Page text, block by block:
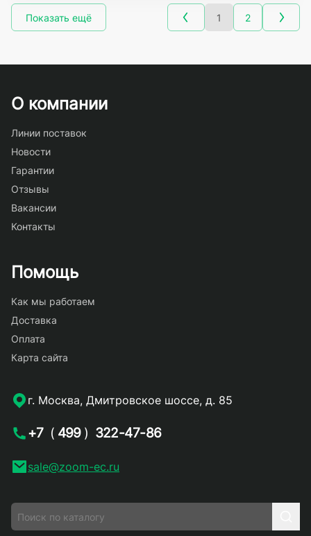
Показать ещё 1 2
О компании
Линии поставок
Новости
Гарантии
Отзывы
Вакансии
Контакты
Помощь
Как мы работаем
Доставка
Оплата
Карта сайта
г. Москва, Дмитровское шоссе, д. 85
+7 ( 499 ) 322-47-86
sale@zoom-ec.ru